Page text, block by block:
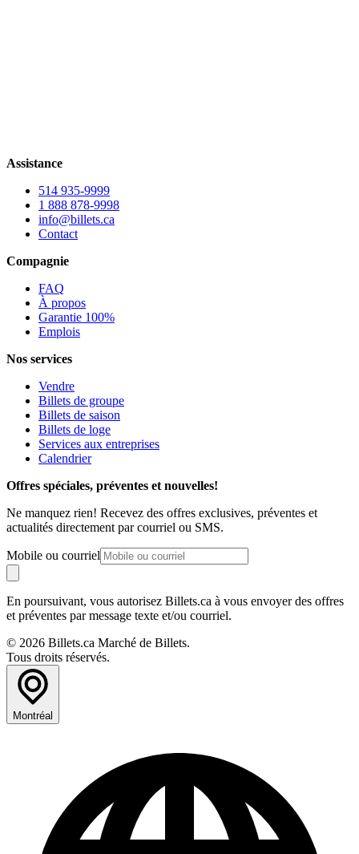
Assistance
514 935-9999
1 888 878-9998
info@billets.ca
Contact
Compagnie
FAQ
À propos
Garantie 100%
Emplois
Nos services
Vendre
Billets de groupe
Billets de saison
Billets de loge
Services aux entreprises
Calendrier
Offres spéciales, préventes et nouvelles!
Ne manquez rien! Recevez des offres exclusives, préventes et
actualités directement par courriel ou SMS.
Mobile ou courriel
En poursuivant, vous autorisez Billets.ca à vous envoyer des offres
et préventes par message texte et/ou courriel.
© 2026 Billets.ca Marché de Billets.
Tous droits réservés.
Montréal